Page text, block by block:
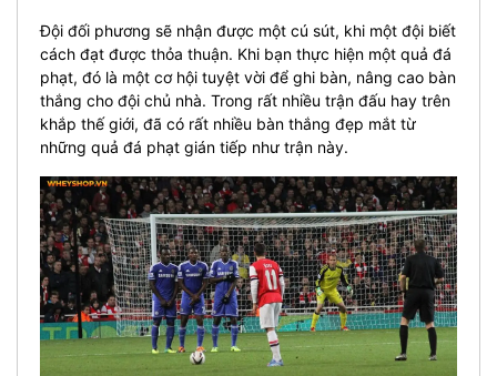
Đội đối phương sẽ nhận được một cú sút, khi một đội biết
cách đạt được thỏa thuận. Khi bạn thực hiện một quả đá
phạt, đó là một cơ hội tuyệt vời để ghi bàn, nâng cao bàn
thắng cho đội chủ nhà. Trong rất nhiều trận đấu hay trên
khắp thế giới, đã có rất nhiều bàn thắng đẹp mắt từ
những quả đá phạt gián tiếp như trận này.